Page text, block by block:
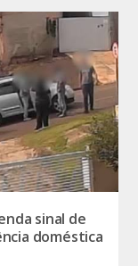
sinal de
doméstica